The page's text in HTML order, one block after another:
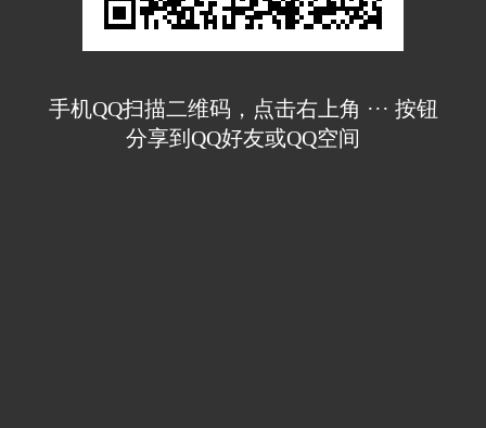
手机QQ扫描二维码，点击右上角 ··· 按钮
分享到QQ好友或QQ空间